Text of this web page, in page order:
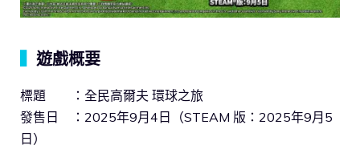
遊戲概要
標題 ：全民高爾夫 環球之旅
發售日 ：2025年9月4日（STEAM 版：2025年9月5
日）